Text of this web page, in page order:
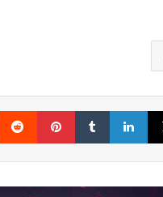
ایکس لینکداین تامبلر پینتریست